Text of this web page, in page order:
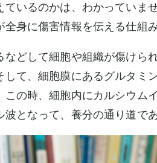
ているのかは、わかっていま
身に傷害情報を伝える仕組
どして細胞や組織が傷けら
して、細胞膜にあるグルタミ
この時、細胞内にカルシウム
となって、養分の通り道で